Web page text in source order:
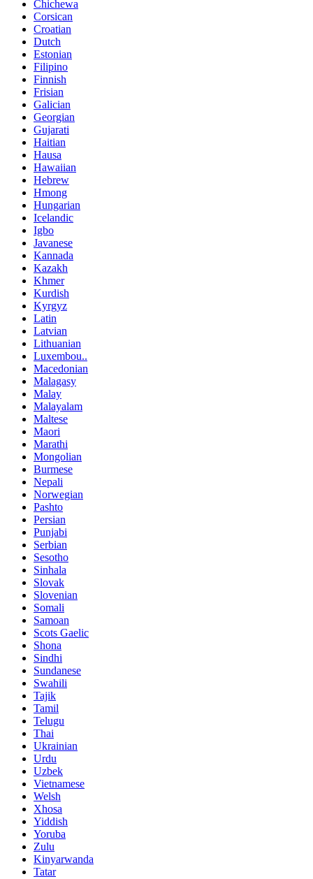
Chichewa
Corsican
Croatian
Dutch
Estonian
Filipino
Finnish
Frisian
Galician
Georgian
Gujarati
Haitian
Hausa
Hawaiian
Hebrew
Hmong
Hungarian
Icelandic
Igbo
Javanese
Kannada
Kazakh
Khmer
Kurdish
Kyrgyz
Latin
Latvian
Lithuanian
Luxembou..
Macedonian
Malagasy
Malay
Malayalam
Maltese
Maori
Marathi
Mongolian
Burmese
Nepali
Norwegian
Pashto
Persian
Punjabi
Serbian
Sesotho
Sinhala
Slovak
Slovenian
Somali
Samoan
Scots Gaelic
Shona
Sindhi
Sundanese
Swahili
Tajik
Tamil
Telugu
Thai
Ukrainian
Urdu
Uzbek
Vietnamese
Welsh
Xhosa
Yiddish
Yoruba
Zulu
Kinyarwanda
Tatar